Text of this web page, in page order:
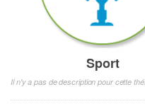
Sport
Il n'y a pas de description pour cette